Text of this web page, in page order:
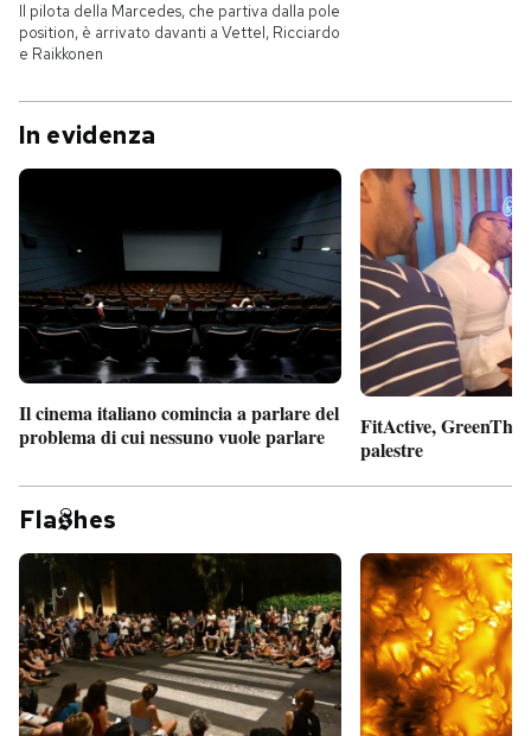
Il pilota della Marcedes, che partiva dalla pole
position, è arrivato davanti a Vettel, Ricciardo
e Raikkonen
In evidenza
Il cinema italiano comincia a parlare del
problema di cui nessuno vuole parlare
FitActive,
palestre
Fla hes